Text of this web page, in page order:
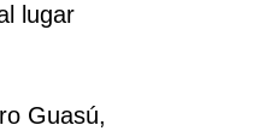
lugar
Guasú,